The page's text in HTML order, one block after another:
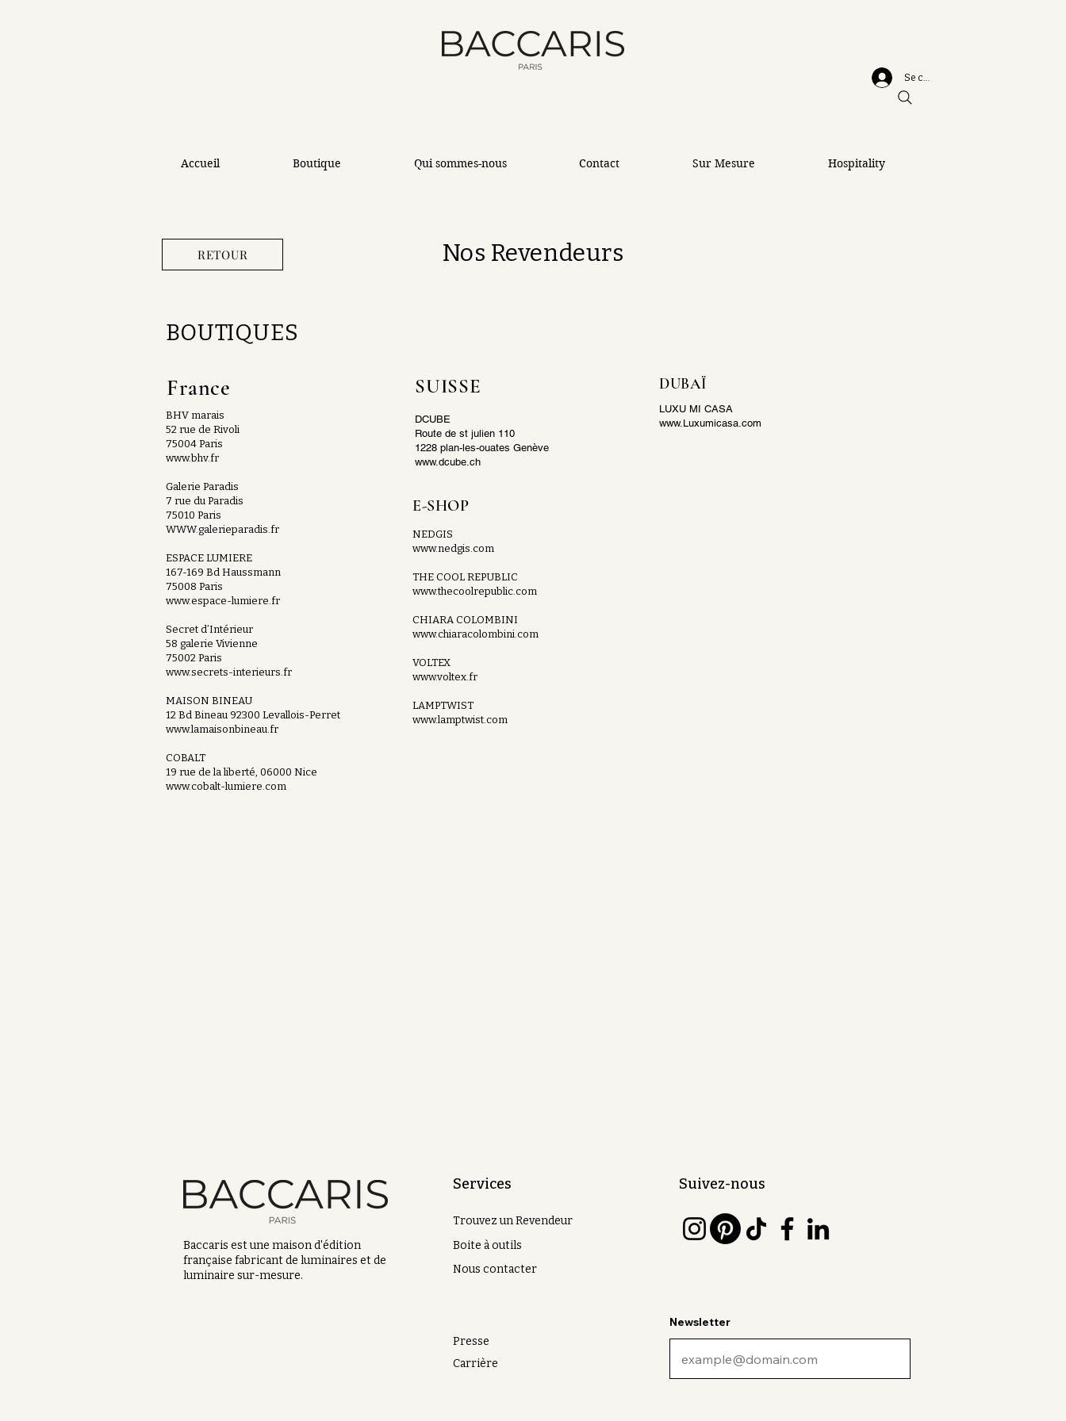
Se connecter
Accueil Boutique Qui sommes-nous Contact Sur Mesure Hospitality
RETOUR Nos Revendeurs
BOUTIQUES
France
BHV marais
52 rue de Rivoli
75004 Paris
www.bhv.fr
Galerie Paradis
7 rue du Paradis
75010 Paris
WWW.galerieparadis.fr
ESPACE LUMIERE
167-169 Bd Haussmann
75008 Paris
www.espace-lumiere.fr
Secret d’Intérieur
58 galerie Vivienne
75002 Paris
www.secrets-interieurs.fr
MAISON BINEAU
12 Bd Bineau 92300 Levallois-Perret
www.lamaisonbineau.fr
COBALT
19 rue de la liberté, 06000 Nice
www.cobalt-lumiere.com
SUISSE
DCUBE
Route de st julien 110
1228 plan-les-ouates Genève
www.dcube.ch
DUBAÏ
LUXU MI CASA
www.Luxumicasa.com
E-SHOP
NEDGIS
www.nedgis.com
THE COOL REPUBLIC
www.thecoolrepublic.com
CHIARA COLOMBINI
www.chiaracolombini.com
VOLTEX
www.voltex.fr
LAMPTWIST
www.lamptwist.com
Baccaris est une maison d'édition
française fabricant de luminaires et de
luminaire sur-mesure.
Services
Trouvez un Revendeur
Boite à outils
Nous contacter
Presse
Carrière
Suivez-nous
Newsletter